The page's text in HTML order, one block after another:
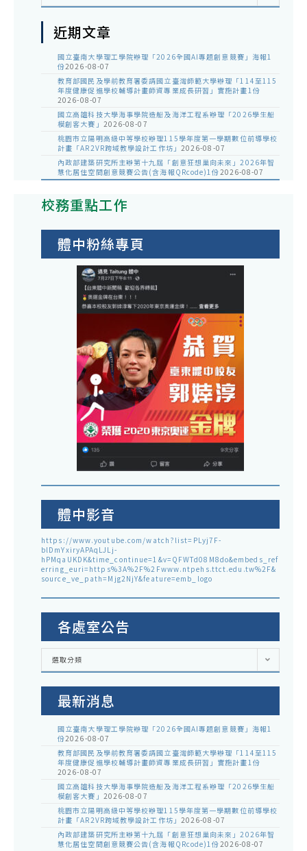
近期文章
國立臺南大學理工學院辦理「2026全國AI專題創意競賽」海報1
份2026-08-07
教育部國民及學前教育署委請國立臺灣師範大學辦理「114至115
年度健康促進學校輔導計畫師資專業成長研習」實施計畫1份
2026-08-07
國立高雄科技大學海事學院造船及海洋工程系辦理「2026學生船
模創客大賽」 2026-08-07
桃園市立陽明高級中等學校辦理115學年度第一學期數位前導學校
計畫「AR2VR跨域教學設計工作坊」 2026-08-07
內政部建築研究所主辦第十九屆「創意狂想巢向未來」2026年智
慧化居住空間創意競賽公告(含海報QRcode)1份2026-08-07
校務重點工作
體中粉絲專頁
體中影音
https://www.youtube.com/watch?list=PLyj7F-
blDmYxiryAPAqLJLj-
hPMqaUKDK&time_continue=1&v=QFWTd08M8do&embeds_ref
erring_euri=https%3A%2F%2Fwww.ntpehs.ttct.edu.tw%2F&
source_ve_path=Mjg2NjY&feature=emb_logo
各處室公告
各
室
選取分類
最新消息
國立臺南大學理工學院辦理「2026全國AI專題創意競賽」海報1
份2026-08-07
教育部國民及學前教育署委請國立臺灣師範大學辦理「114至115
年度健康促進學校輔導計畫師資專業成長研習」實施計畫1份
2026-08-07
國立高雄科技大學海事學院造船及海洋工程系辦理「2026學生船
模創客大賽」 2026-08-07
桃園市立陽明高級中等學校辦理115學年度第一學期數位前導學校
計畫「AR2VR跨域教學設計工作坊」 2026-08-07
內政部建築研究所主辦第十九屆「創意狂想巢向未來」2026年智
慧化居住空間創意競賽公告(含海報QRcode)1份2026-08-07